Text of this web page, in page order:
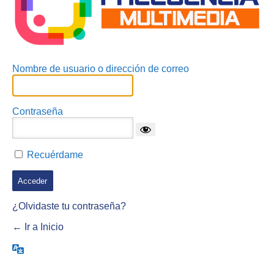
Nombre de usuario o dirección de correo
Contraseña
Recuérdame
¿Olvidaste tu contraseña?
← Ir a Inicio